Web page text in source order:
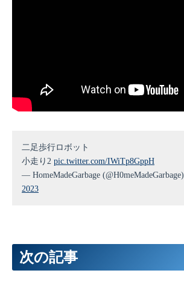
二足歩行ロボット
小走り2 pic.twitter.com/IWiTp8GppH
— HomeMadeGarbage (@H0meMadeGarbage)
2023
次の記事